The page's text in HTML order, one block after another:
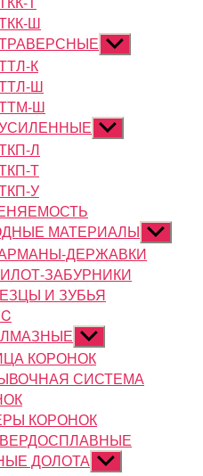
Ш
Показывать
подменю
К
Ш
Ш
Показывать
подменю
Л
Т
У
МАТЕРИАЛЫ
подменю
ДЕРЖАВКИ
ЗАБУРНИКИ
И ЗУБЬЯ
Показывать
подменю
КОРОНОК
СИСТЕМА
КОРОНОК
ДОЛОТА Показывать